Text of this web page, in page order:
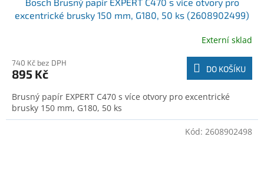
Bosch Brusný papír EXPERT C470 s více otvory pro
excentrické brusky 150 mm, G180, 50 ks (2608902499)
Externí sklad
740 Kč bez DPH
895 Kč DO KOŠÍKU
Brusný papír EXPERT C470 s více otvory pro excentrické
brusky 150 mm, G180, 50 ks
Kód: 2608902498